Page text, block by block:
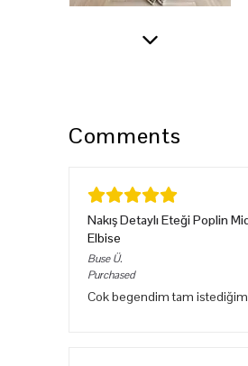
Comments
Nakış Detaylı Eteği Poplin
Elbise
Buse Ü.
Purchased
Cok begendim tam